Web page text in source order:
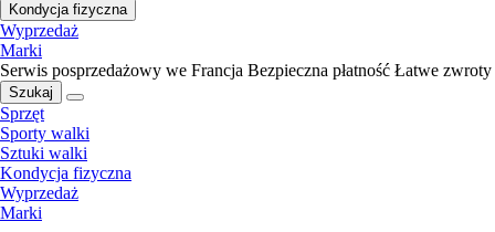
Kondycja fizyczna
Wyprzedaż
Marki
Serwis posprzedażowy we Francja Bezpieczna płatność Łatwe zwroty
Szukaj
Sprzęt
Sporty walki
Sztuki walki
Kondycja fizyczna
Wyprzedaż
Marki